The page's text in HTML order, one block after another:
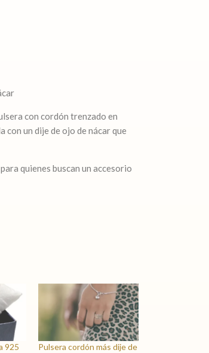
con cordón trenzado en
con un dije de ojo de nácar que
quienes buscan un accesorio
925
Pulsera cordón más dije de